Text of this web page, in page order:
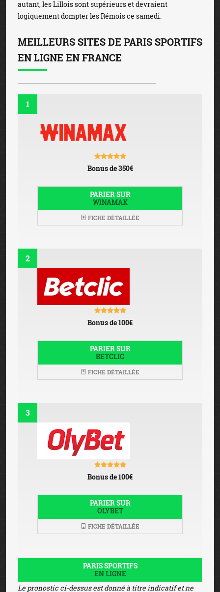
autant, les Lillois sont supérieurs et devraient
logiquement dompter les Rémois ce samedi.
MEILLEURS SITES DE PARIS SPORTIFS
EN LIGNE EN FRANCE
1
Bonus de 350€
PARIER SUR
WINAMAX
FICHE DÉTAILLÉE
2
Bonus de 100€
PARIER SUR
BETCLIC
FICHE DÉTAILLÉE
3
Bonus de 100€
PARIER SUR
OLYBET
FICHE DÉTAILLÉE
PARIS SPORTIFS
EN LIGNE
Le pronostic ci-dessus est donné à titre indicatif et ne